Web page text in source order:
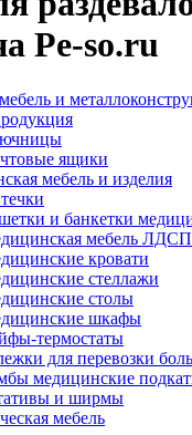
Pe-so.ru
и
ящики
мебель и изделия
и банкетки
мебель ЛДСП
кровати
стеллажи
столы
шкафы
термостаты
для перевозки
медицинские
и ширмы
мебель